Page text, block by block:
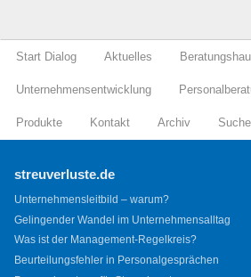
Start Dialog Aktuelles
Unternehmensentwicklung
Produkte Kontakt Archiv Suche
streuverluste.de
Unternehmensleitbild – warum?
Gelingender Wandel im Unternehmensalltag
Was ist der Management-Regelkreis?
Beurteilungsfehler in Personalgesprächen